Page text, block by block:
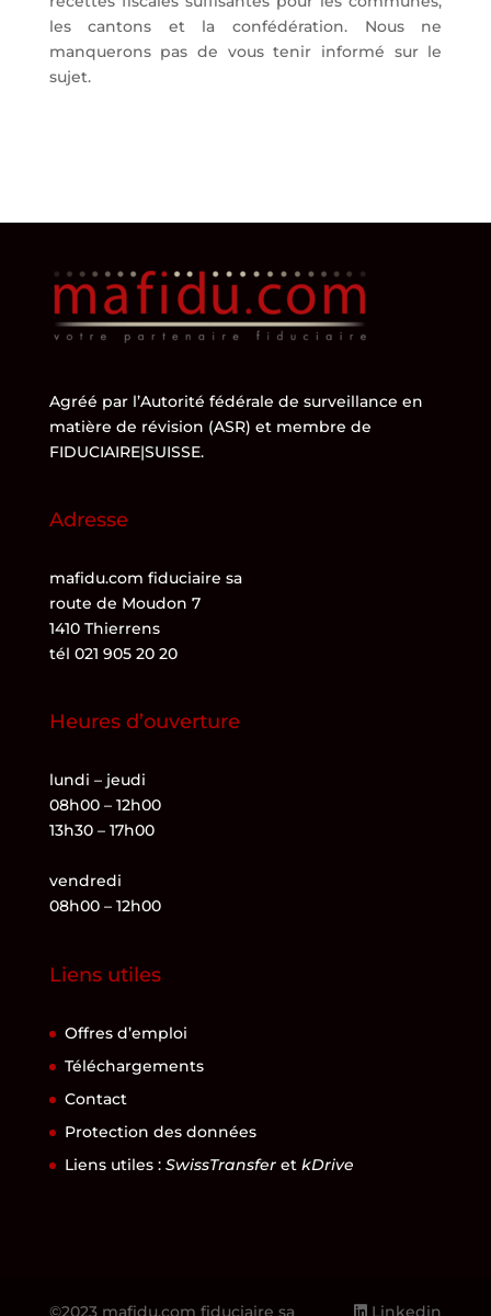
les cantons et la confédération. Nous ne
manquerons pas de vous tenir informé sur le
sujet.
Agréé par l’Autorité fédérale de surveillance en
matière de révision (ASR) et membre de
FIDUCIAIRE|SUISSE.
Adresse
mafidu.com fiduciaire sa
route de Moudon 7
1410 Thierrens
tél 021 905 20 20
Heures d’ouverture
lundi – jeudi
08h00 – 12h00
13h30 – 17h00
vendredi
08h00 – 12h00
Liens utiles
Offres d’emploi
Téléchargements
Contact
Protection des données
Liens utiles : SwissTransferet kDrive
©2023 mafidu.com fiduciaire sa Linkedin